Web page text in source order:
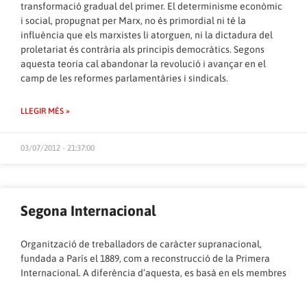
transformació gradual del primer. El determinisme econòmic
i social, propugnat per Marx, no és primordial ni té la
influència que els marxistes li atorguen, ni la dictadura del
proletariat és contrària als principis democràtics. Segons
aquesta teoria cal abandonar la revolució i avançar en el
camp de les reformes parlamentàries i sindicals.
LLEGIR MÉS »
03/07/2012 - 21:37:00
Segona Internacional
Organització de treballadors de caràcter supranacional,
fundada a París el 1889, com a reconstrucció de la Primera
Internacional. A diferència d’aquesta, es basà en els membres